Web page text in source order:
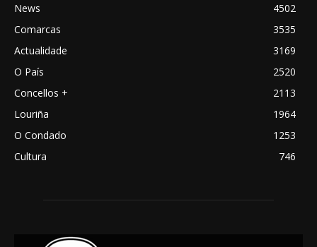
News
4502
Comarcas
3535
Actualidade
3169
O País
2520
Concellos +
2113
Louriña
1964
O Condado
1253
Cultura
746